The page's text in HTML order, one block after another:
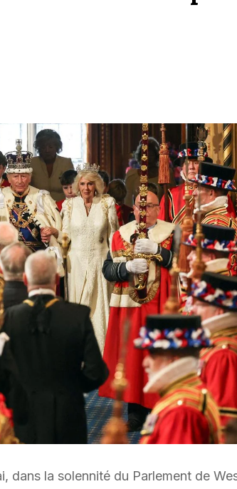
dans la solennité du Parlement de